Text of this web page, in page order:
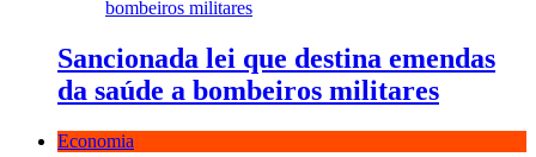
Sancionada lei que destina emendas
da saúde a bombeiros militares
Economia